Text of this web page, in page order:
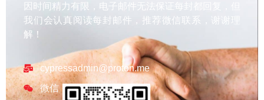
因时间精力有限，电子邮件无法保证每封都回复，但
我们会认真阅读每封邮件，推荐微信联系，谢谢理
解！
cypressadmin@proton.me
微信